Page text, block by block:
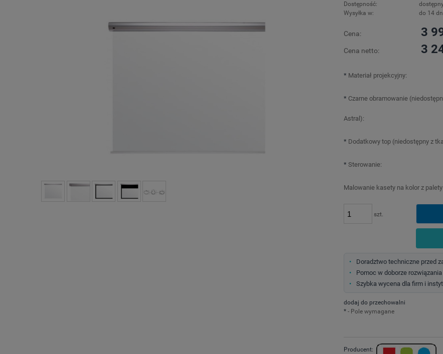
Dostępność:
Wysyłka w:
do 14
Cena: 3
Cena netto: 3
* Materiał projekcyjny:
* Czarne obramowanie
Astral):
* Dodatkowy top (niedostępny z
* Sterowanie:
Malowanie kasety na kolor z palety
szt.
Doradztwo techniczne przed
Pomoc w doborze rozwiązania
Szybka wycena dla firm i
dodaj do przechowalni
*- Pole wymagane
Producent: